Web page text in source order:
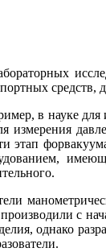
в науке
с
однако